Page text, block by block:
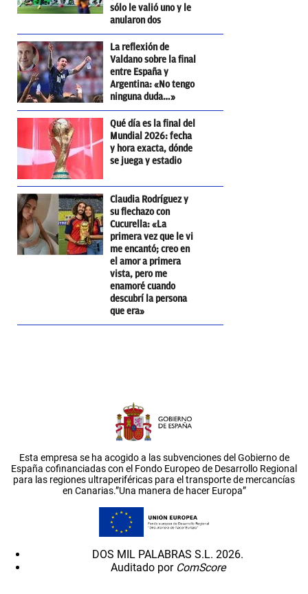
sólo le valió uno y le
anularon dos
La reflexión de
Valdano sobre la final
entre España y
Argentina: «No tengo
ninguna duda…»
Qué día es la final del
Mundial 2026: fecha
y hora exacta, dónde
se juega y estadio
Claudia Rodríguez y
su flechazo con
Cucurella: «La
primera vez que le vi
me encantó; creo en
el amor a primera
vista, pero me
enamoré cuando
descubrí la persona
que era»
Esta empresa se ha acogido a las subvenciones del Gobierno de
España cofinanciadas con el Fondo Europeo de Desarrollo Regional
para las regiones ultraperiféricas para el transporte de mercancías
en Canarias.”Una manera de hacer Europa”
DOS MIL PALABRAS S.L. 2026.
Auditado por ComScore